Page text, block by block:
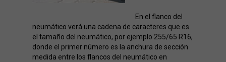
En el flanco del
neumático verá una cadena de caracteres que es
el tamaño del neumático, por ejemplo 255/65 R16,
donde el primer número es la anchura de sección
medida entre los flancos del neumático en